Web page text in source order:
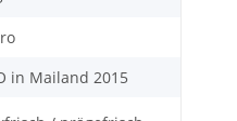
in Mailand 2015